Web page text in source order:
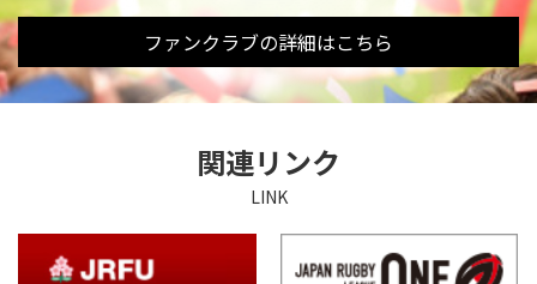
ファンクラブの詳細はこちら
関連リンク
LINK